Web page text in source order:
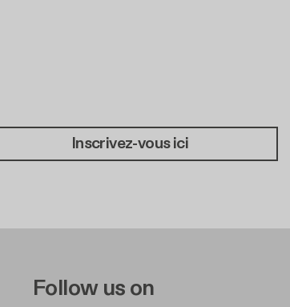
Inscrivez-vous ici
AFollow us on